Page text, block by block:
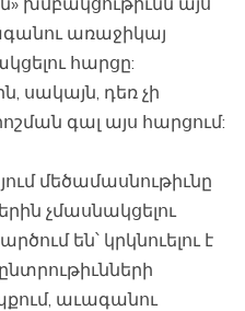
առաջիկայ
հարցը:
սակայն, դեռ չի
գալ այս հարցում:
մեծամասնութիւնը
չմասնակցելու
են՝ կրկնուելու է
աւագանու